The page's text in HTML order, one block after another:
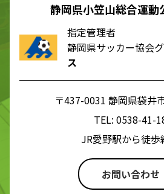
静岡県小笠山総合運
指定管理者
静岡県サッカー協会
ス
〒437-0031 静岡県袋井
TEL: 0538-41-
JR愛野駅から徒歩
お問い合わせ